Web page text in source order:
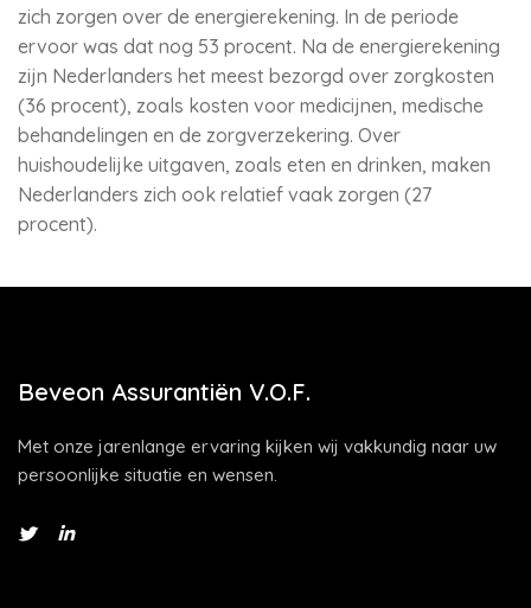
zich zorgen over de energierekening. In de periode
ervoor was dat nog 53 procent. Na de energierekening
zijn Nederlanders het meest bezorgd over zorgkosten
(36 procent), zoals kosten voor medicijnen, medische
behandelingen en de zorgverzekering. Over
huishoudelijke uitgaven, zoals eten en drinken, maken
Nederlanders zich ook relatief vaak zorgen (27
procent).
Beveon Assurantiën V.O.F.
Met onze jarenlange ervaring kijken wij vakkundig naar uw
persoonlijke situatie en wensen.